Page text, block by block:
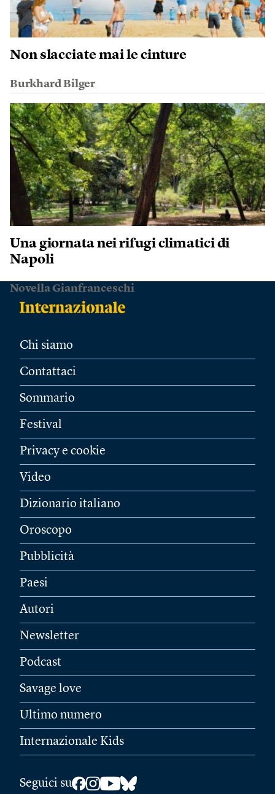
Non slacciate mai le cinture
Burkhard Bilger
Una giornata nei rifugi climatici di
Napoli
Novella Gianfranceschi
Chi siamo
Contattaci
Sommario
Festival
Privacy e cookie
Video
Dizionario italiano
Oroscopo
Pubblicità
Paesi
Autori
Newsletter
Podcast
Savage love
Ultimo numero
Internazionale Kids
Seguici su